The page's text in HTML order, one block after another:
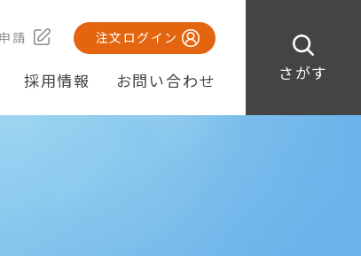
さがす
請 注文ログイン
採用情報 お問い合わせ